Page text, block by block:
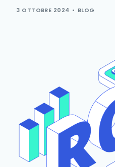
3 OTTOBRE 2024 BLOG
Contattaci!